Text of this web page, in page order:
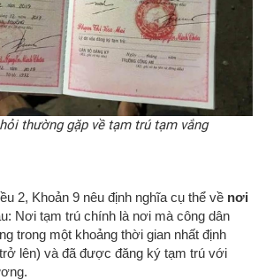
thường gặp về tạm trú tạm vắng
2, Khoản 9 nêu định nghĩa cụ thể về nơi
Nơi tạm trú chính là nơi mà công dân
trong một khoảng thời gian nhất định
lên) và đã được đăng ký tạm trú với